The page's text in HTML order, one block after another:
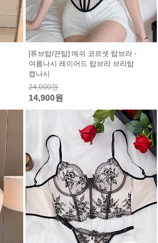
[튜브탑/끈탑] 메쉬 코르셋 탑브라 -
여름나시 레이어드 탑브라 브라탑
캡나시
24,000원
14,900원